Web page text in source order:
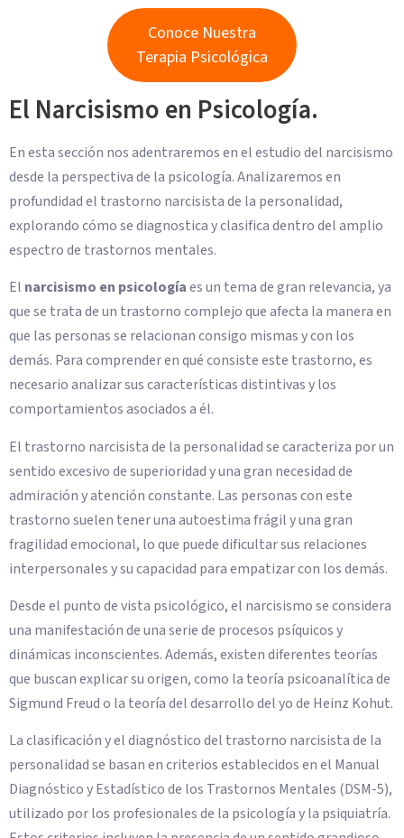
Conoce Nuestra
Terapia Psicológica
El Narcisismo en Psicología.
En esta sección nos adentraremos en el estudio del narcisismo
desde la perspectiva de la psicología. Analizaremos en
profundidad el trastorno narcisista de la personalidad,
explorando cómo se diagnostica y clasifica dentro del amplio
espectro de trastornos mentales.
El narcisismo en psicologíaes un tema de gran relevancia, ya
que se trata de un trastorno complejo que afecta la manera en
que las personas se relacionan consigo mismas y con los
demás. Para comprender en qué consiste este trastorno, es
necesario analizar sus características distintivas y los
comportamientos asociados a él.
El trastorno narcisista de la personalidad se caracteriza por un
sentido excesivo de superioridad y una gran necesidad de
admiración y atención constante. Las personas con este
trastorno suelen tener una autoestima frágil y una gran
fragilidad emocional, lo que puede dificultar sus relaciones
interpersonales y su capacidad para empatizar con los demás.
Desde el punto de vista psicológico, el narcisismo se considera
una manifestación de una serie de procesos psíquicos y
dinámicas inconscientes. Además, existen diferentes teorías
que buscan explicar su origen, como la teoría psicoanalítica de
Sigmund Freud o la teoría del desarrollo del yo de Heinz Kohut.
La clasificación y el diagnóstico del trastorno narcisista de la
personalidad se basan en criterios establecidos en el Manual
Diagnóstico y Estadístico de los Trastornos Mentales (DSM-5),
utilizado por los profesionales de la psicología y la psiquiatría.